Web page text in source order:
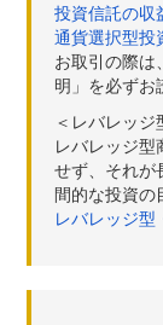
投資信託の収
通貨選択型投
お取引の際は
明」を必ずお
＜レバレッ
レバレッジ
せず、それが
間的な投資の
レバレッジ型